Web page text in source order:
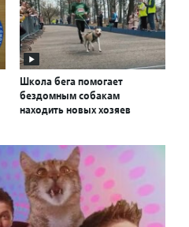
Школа бега помогает
бездомным собакам
находить новых хозяев